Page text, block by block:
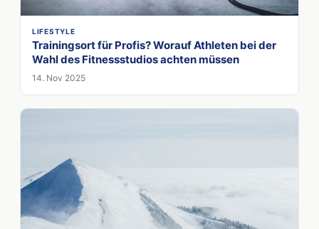
LIFESTYLE
Trainingsort für Profis? Worauf Athleten bei der
Wahl des Fitnessstudios achten müssen
14. Nov 2025